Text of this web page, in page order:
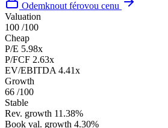
Odemknout férovou cenu
Valuation
100 /100
Cheap
P/E 5.98x
P/FCF 2.63x
EV/EBITDA 4.41x
Growth
66 /100
Stable
Rev. growth 11.38%
Book val. growth 4.30%